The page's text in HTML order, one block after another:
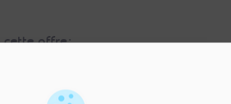
offre :
sur la
le produit le plus adapté à